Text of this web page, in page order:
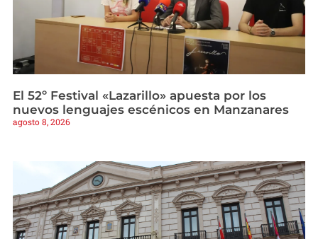
El 52º Festival «Lazarillo» apuesta por los
nuevos lenguajes escénicos en Manzanares
agosto 8, 2026